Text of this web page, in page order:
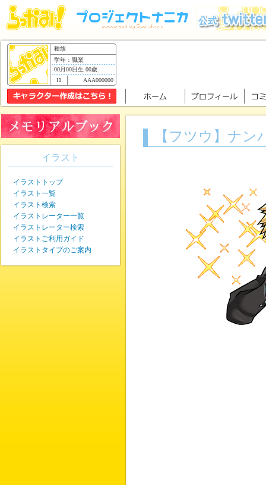
種族
学年：職業
00月00日生 00歳
AAA000000
【フツウ】ナ
イラスト
イラストトップ
イラスト一覧
イラスト検索
イラストレーター一覧
イラストレーター検索
イラストご利用ガイド
イラストタイプのご案内